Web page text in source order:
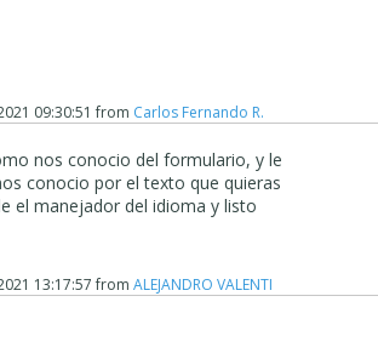
09:30:51 from Carlos Fernando R.
nos conocio del formulario, y le
conocio por el texto que quieras
el manejador del idioma y listo
13:17:57from ALEJANDRO VALENTI